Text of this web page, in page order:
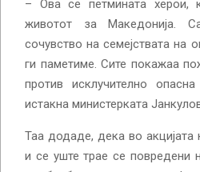
– Ова се петмината херои,
животот за Македонија.
сочувство на семејствата на
ги паметиме. Сите покажаа
против исклучително
истакна министерката
Таа додаде, дека во акцијата
и се уште трае се повредени